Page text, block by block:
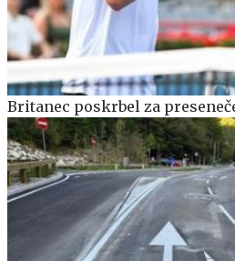
Britanec poskrbel za